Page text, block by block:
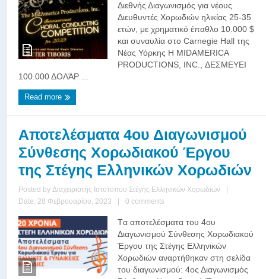
Διεθνής Διαγωνισμός για νέους
Διευθυντές Χορωδιών ηλικίας 25-35
ετών, με χρηματικό έπαθλο 10.000 $
και συναυλία στο Carnegie Hall της
Νέας Υόρκης Η MIDAMERICA
PRODUCTIONS, INC., ΔΕΣΜΕΥΕΙ
100.000 ΔΟΛΆΡ ...
Read more
Αποτελέσματα 4ου Διαγωνισμού
Σύνθεσης Χορωδιακού Έργου
της Στέγης Ελληνικών Χορωδιών
Posted by Διαχειριστής Ιστοτόπου Στέγης Ελληνικών Χορωδιών
|
Date: 28 Φεβρουαρίου, 2023
| 0 comments
Tα αποτελέσματα του 4ου
Διαγωνισμού Σύνθεσης Χορωδιακού
Έργου της Στέγης Ελληνικών
Χορωδιών αναρτήθηκαν στη σελίδα
του διαγωνισμού: 4ος Διαγωνισμός